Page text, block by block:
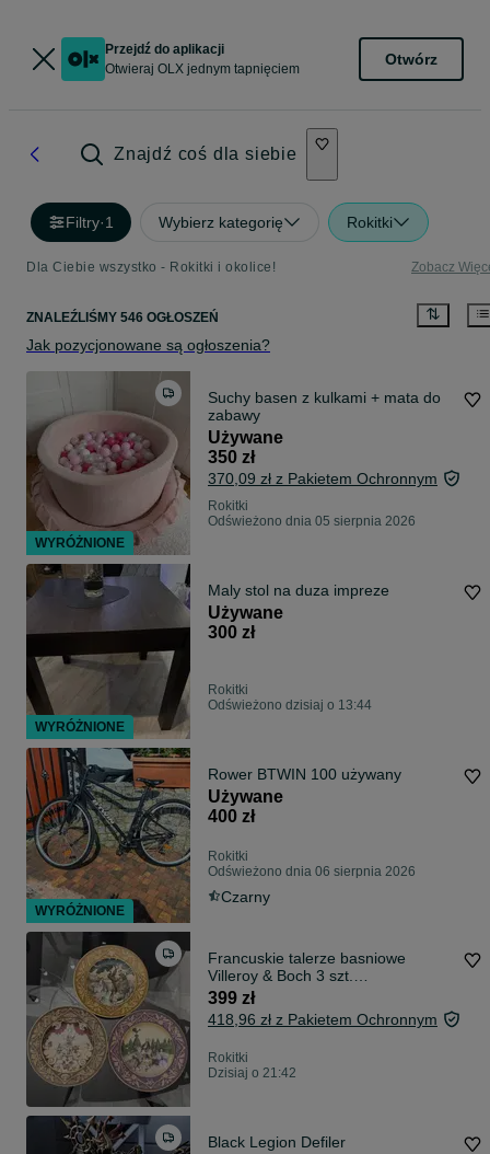
Przejdź do aplikacji
Otwieraj OLX jednym tapnięciem
Otwórz
Znajdź coś dla siebie
Filtry·1 Wybierz kategorię Rokitki
Dla Ciebie wszystko - Rokitki i okolice! Zobacz
ZNALEŹLIŚMY 546 OGŁOSZEŃ
Jak pozycjonowane są ogłoszenia?
Suchy basen z kulkami + mata do
zabawy
Używane
350 zł
370,09 zł z Pakietem Ochronnym
Rokitki
Odświeżono dnia 05 sierpnia 2026
Maly stol na duza impreze
Używane
300 zł
Rokitki
Odświeżono dzisiaj o 13:44
Rower BTWIN 100 używany
Używane
400 zł
Rokitki
Odświeżono dnia 06 sierpnia 2026
Czarny
Francuskie talerze basniowe
Villeroy & Boch 3 szt.
kolekcjonerskie
399 zł
418,96 zł z Pakietem Ochronnym
Rokitki
Dzisiaj o 21:42
Black Legion Defiler
WYRÓŻNIONE
WYRÓŻNIONE
WYRÓŻNIONE